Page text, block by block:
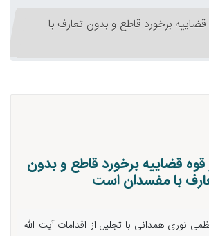
قضاییه برخورد قاطع و بدون تعارف با
قوه قضاییه برخورد قاطع و بدون
با مفسدان است
نوری همدانی با تجلیل از اقدامات آیت الله